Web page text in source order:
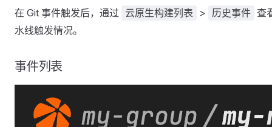
在 Git 事件触发后，通过 云原生构建列表 > 历史事件 查
水线触发情况。
事件列表